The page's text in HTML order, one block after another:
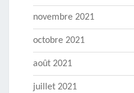
novembre 2021
octobre 2021
août 2021
juillet 2021